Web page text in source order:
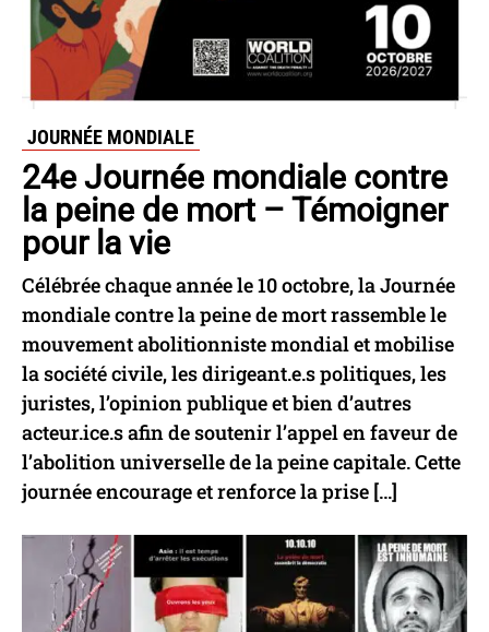
JOURNÉE MONDIALE
24e Journée mondiale contre
la peine de mort – Témoigner
pour la vie
Célébrée chaque année le 10 octobre, la Journée
mondiale contre la peine de mort rassemble le
mouvement abolitionniste mondial et mobilise
la société civile, les dirigeant.e.s politiques, les
juristes, l’opinion publique et bien d’autres
acteur.ice.s afin de soutenir l’appel en faveur de
l’abolition universelle de la peine capitale. Cette
journée encourage et renforce la prise […]